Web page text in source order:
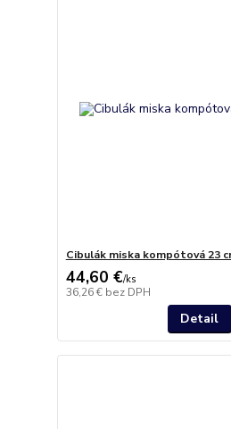
Cibulák miska kompótová 23
44,60 €/ks
36,26 € bez DPH
Detail